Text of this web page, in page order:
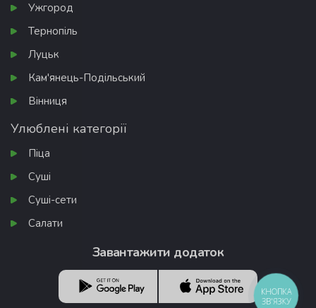
Ужгород
Тернопіль
Луцьк
Кам'янець-Подільський
Вінниця
Улюблені категорії
Піца
Суші
Суші-сети
Салати
Завантажити додаток
КНОПКА
ЗВ'ЯЗКУ